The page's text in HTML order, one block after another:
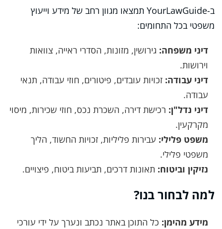
ב-YourLawGuide תמצאו מגוון רחב של מידע וייעוץ
משפטי בכל התחומים:
דיני משפחה: גירושין, מזונות, הסדרי ראייה, צוואות
וירושות.
דיני עבודה: זכויות עובדים, פיטורים, חוזי עבודה, תנאי
עבודה.
דיני נדל"ן: רכישת דירה, השכרת נכס, חוזי שכירות, מיסוי
מקרקעין.
משפט פלילי: עבירות פליליות, זכויות החשוד, הליך
משפטי פלילי.
נזיקין וביטוח: תאונות דרכים, תביעות ביטוח, פיצויים.
למה לבחור בנו?
מידע מהימן: כל התוכן באתר נכתב ונערך על ידי עורכי